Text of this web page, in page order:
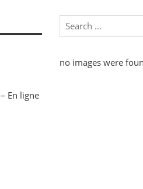
En ligne
no images were